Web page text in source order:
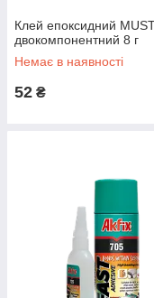
Клей епоксидний
двокомпонентний 8 г
Немає в наявності
52 ₴